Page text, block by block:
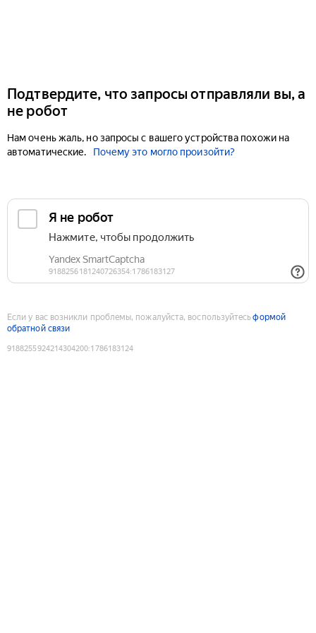
Подтвердите, что запросы отправляли вы, а
не робот
Нам очень жаль, но запросы с вашего устройства похожи на
автоматические.
Почему это могло произойти?
Если у вас возникли проблемы, пожалуйста, воспользуйтесьформой
обратной связи
9188255924214304200:1786183124